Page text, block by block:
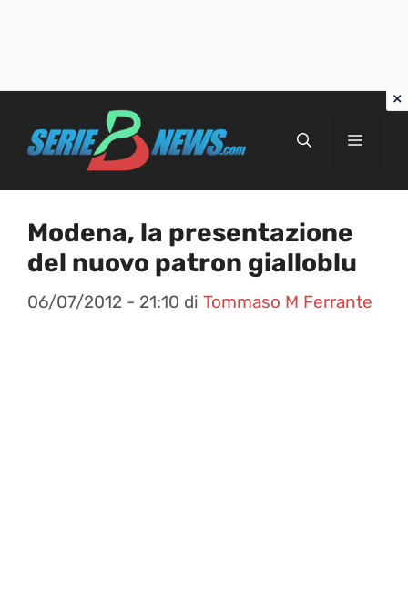
Menu
Modena, la presentazione
del nuovo patron gialloblu
06/07/2012 - 21:10 di Tommaso M Ferrante